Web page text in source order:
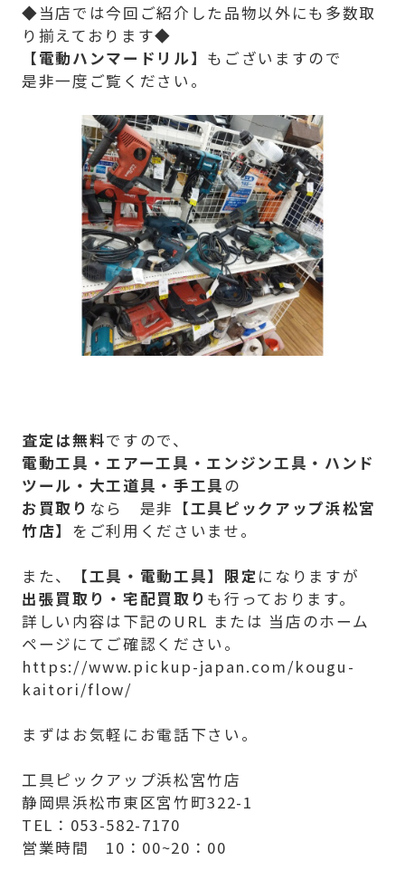
◆当店では今回ご紹介した品物以外にも多数取
り揃えております◆
【電動ハンマードリル】 もございますので
是非一度ご覧ください。
査定は無料ですので、
電動工具・エアー工具・エンジン工具・ハンド
ツール・大工道具・手工具の
お買取り なら 是非【工具ピックアップ浜松宮
竹店】 をご利用くださいませ。
また、 【工具・電動工具】限定になりますが
出張買取り・宅配買取り も行っております。
詳しい内容は下記のURL または 当店のホーム
ページにてご確認ください。
https://www.pickup-japan.com/kougu-
kaitori/flow/
まずはお気軽にお電話下さい。
工具ピックアップ浜松宮竹店
静岡県浜松市東区宮竹町322-1
TEL：053-582-7170
営業時間 10：00~20：00